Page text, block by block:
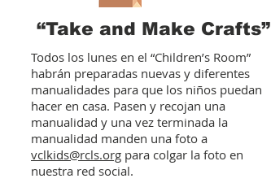
Todos los lunes en el “Children’s Room”
habrán preparadas nuevas y diferentes
manualidades para que los niños puedan
hacer en casa. Pasen y recojan una
manualidad y una vez terminada la
manualidad manden una foto a
vclkids@rcls.org para colgar la foto en
nuestra red social.
“Take and Make Crafts”